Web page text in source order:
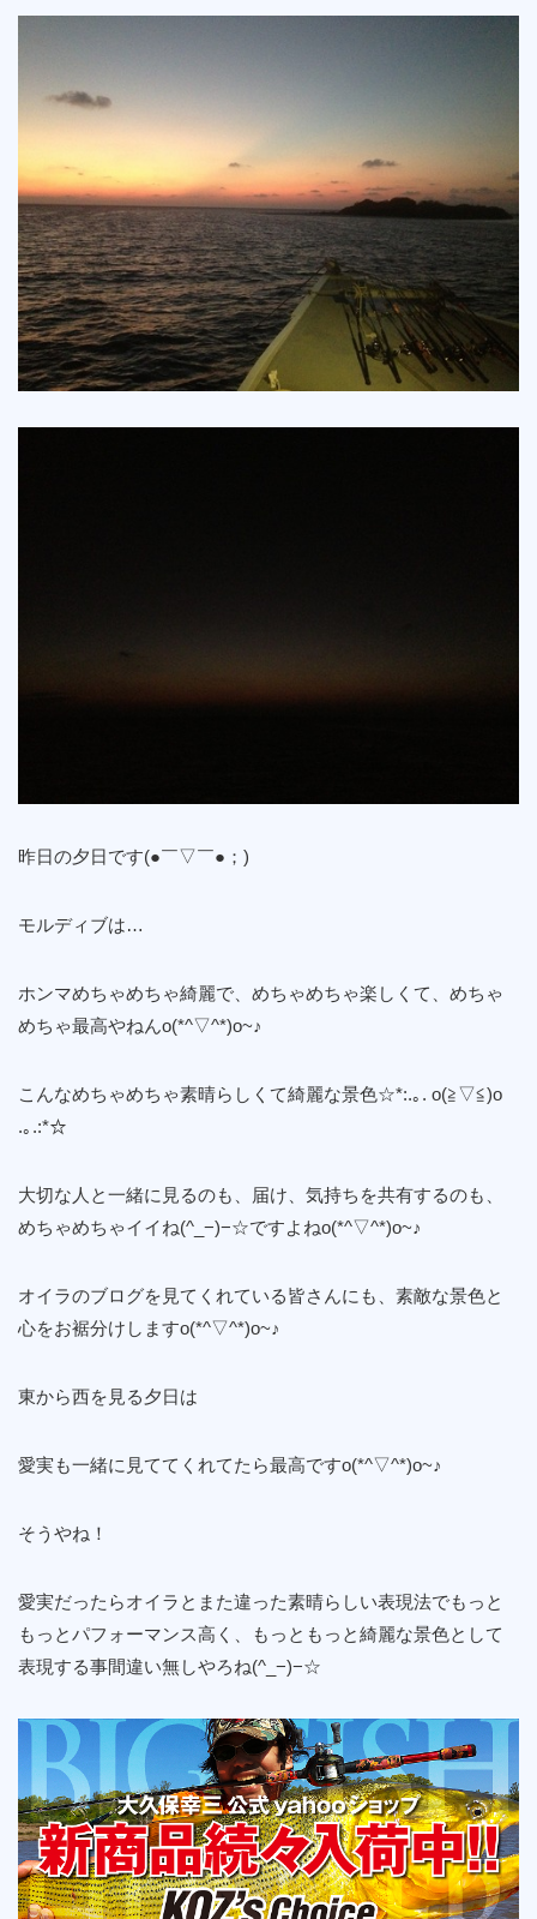
昨日の夕日です(●￣▽￣●；)ゞ
モルディブは…
ホンマめちゃめちゃ綺麗で、めちゃめちゃ楽しくて、めちゃ
めちゃ最高やねんo(*^▽^*)o~♪
こんなめちゃめちゃ素晴らしくて綺麗な景色☆*:.｡. o(≧▽≦)o
.｡.:*☆
大切な人と一緒に見るのも、届け、気持ちを共有するのも、
めちゃめちゃイイね(^_−)−☆ですよねo(*^▽^*)o~♪
オイラのブログを見てくれている皆さんにも、素敵な景色と
心をお裾分けしますo(*^▽^*)o~♪
東から西を見る夕日は
愛実も一緒に見ててくれてたら最高ですo(*^▽^*)o~♪
そうやね！
愛実だったらオイラとまた違った素晴らしい表現法でもっと
もっとパフォーマンス高く、もっともっと綺麗な景色として
表現する事間違い無しやろね(^_−)−☆